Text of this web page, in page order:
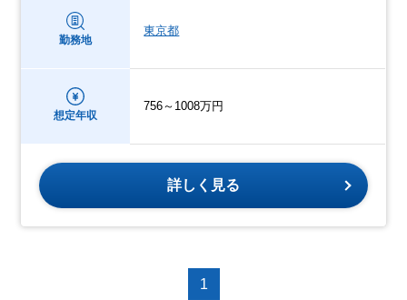
勤務地
東京都
想定年収
756～1008万円
詳しく見る
1